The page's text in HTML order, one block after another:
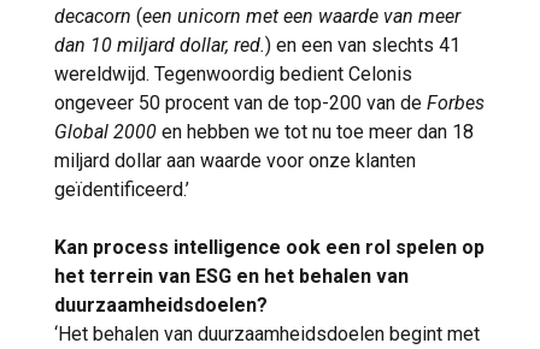
decacorn (een unicorn met een waarde van meer
dan 10 miljard dollar, red.) en een van slechts 41
wereldwijd. Tegenwoordig bedient Celonis
ongeveer 50 procent van de top-200 van de Forbes
Global 2000 en hebben we tot nu toe meer dan 18
miljard dollar aan waarde voor onze klanten
geïdentificeerd.’
Kan process intelligence ook een rol spelen op
het terrein van ESG en het behalen van
duurzaamheidsdoelen?
‘Het behalen van duurzaamheidsdoelen begint met